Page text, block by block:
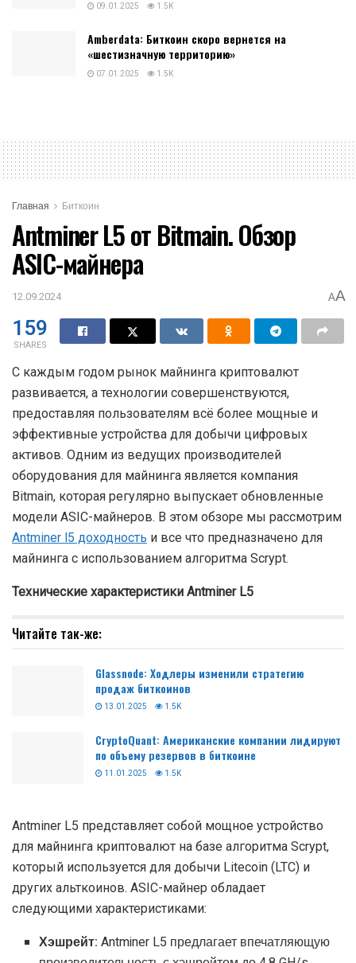
09.01.2025 1.5K
Amberdata: Биткоин скоро вернется на
«шестизначную территорию»
07.01.2025 1.5K
Главная Биткоин
Antminer L5 от Bitmain. Обзор
ASIC-майнера
12.09.2024 AA
159
SHARES
С каждым годом рынок майнинга криптовалют
развивается, а технологии совершенствуются,
предоставляя пользователям всё более мощные и
эффективные устройства для добычи цифровых
активов. Одним из ведущих производителей
оборудования для майнинга является компания
Bitmain, которая регулярно выпускает обновленные
модели ASIC-майнеров. В этом обзоре мы рассмотрим
Antminer l5 доходность и все что предназначено для
майнинга с использованием алгоритма Scrypt.
Технические характеристики Antminer L5
Читайте так-же:
Glassnode: Ходлеры изменили стратегию
продаж биткоинов
13.01.2025 1.5K
CryptoQuant: Американские компании лидируют
по объему резервов в биткоине
11.01.2025 1.5K
Antminer L5 представляет собой мощное устройство
для майнинга криптовалют на базе алгоритма Scrypt,
который используется для добычи Litecoin (LTC) и
других альткоинов. ASIC-майнер обладает
следующими характеристиками:
Хэшрейт: Antminer L5 предлагает впечатляющую